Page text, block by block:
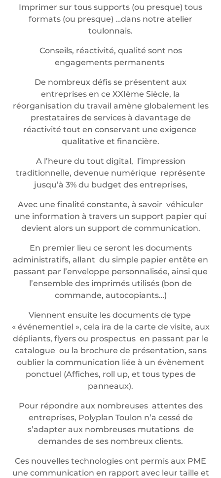
Imprimer sur tous supports (ou presque) tous
formats (ou presque) …dans notre atelier
toulonnais.
Conseils, réactivité, qualité sont nos
engagements permanents
De nombreux défis se présentent aux
entreprises en ce XXIème Siècle, la
réorganisation du travail amène globalement les
prestataires de services à davantage de
réactivité tout en conservant une exigence
qualitative et financière.
A l’heure du tout digital, l’impression
traditionnelle, devenue numérique représente
jusqu’à 3% du budget des entreprises,
Avec une finalité constante, à savoir véhiculer
une information à travers un support papier qui
devient alors un support de communication.
En premier lieu ce seront les documents
administratifs, allant du simple papier entête en
passant par l’enveloppe personnalisée, ainsi que
l’ensemble des imprimés utilisés (bon de
commande, autocopiants…)
Viennent ensuite les documents de type
« événementiel », cela ira de la carte de visite, aux
dépliants, flyers ou prospectus en passant par le
catalogue ou la brochure de présentation, sans
oublier la communication liée à un évènement
ponctuel (Affiches, roll up, et tous types de
panneaux).
Pour répondre aux nombreuses attentes des
entreprises, Polyplan Toulon n’a cessé de
s’adapter aux nombreuses mutations de
demandes de ses nombreux clients.
Ces nouvelles technologies ont permis aux PME
une communication en rapport avec leur taille et